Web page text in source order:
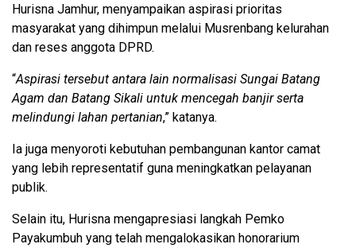
Hurisna Jamhur, menyampaikan aspirasi prioritas
masyarakat yang dihimpun melalui Musrenbang kelurahan
dan reses anggota DPRD.
“Aspirasi tersebut antara lain normalisasi Sungai Batang
Agam dan Batang Sikali untuk mencegah banjir serta
melindungi lahan pertanian,” katanya.
Ia juga menyoroti kebutuhan pembangunan kantor camat
yang lebih representatif guna meningkatkan pelayanan
publik.
Selain itu, Hurisna mengapresiasi langkah Pemko
Payakumbuh yang telah mengalokasikan honorarium